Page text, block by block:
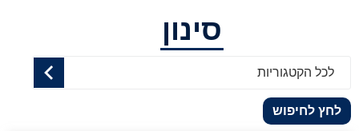
סינון
לכל הקטגוריות
לחץ לחיפוש